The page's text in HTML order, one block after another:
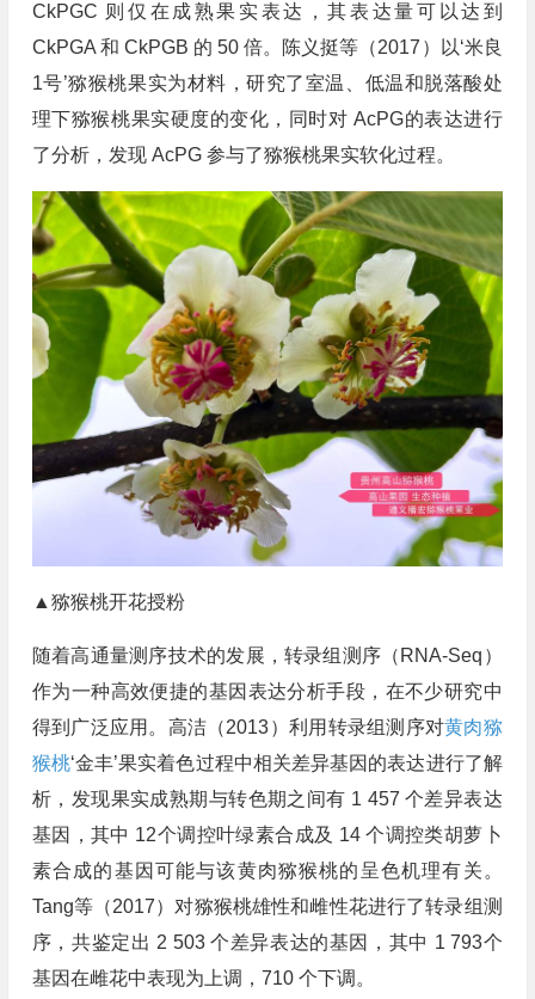
CkPGC 则仅在成熟果实表达，其表达量可以达到
CkPGA 和 CkPGB 的 50 倍。陈义挺等（2017）以‘米良
1号’猕猴桃果实为材料，研究了室温、低温和脱落酸处
理下猕猴桃果实硬度的变化，同时对 AcPG的表达进行
了分析，发现 AcPG 参与了猕猴桃果实软化过程。
▲猕猴桃开花授粉
随着高通量测序技术的发展，转录组测序（RNA-Seq）
作为一种高效便捷的基因表达分析手段，在不少研究中
得到广泛应用。高洁（2013）利用转录组测序对黄肉猕
猴桃‘金丰’果实着色过程中相关差异基因的表达进行了解
析，发现果实成熟期与转色期之间有 1 457 个差异表达
基因，其中 12个调控叶绿素合成及 14 个调控类胡萝卜
素合成的基因可能与该黄肉猕猴桃的呈色机理有关。
Tang等（2017）对猕猴桃雄性和雌性花进行了转录组测
序，共鉴定出 2 503 个差异表达的基因，其中 1 793个
基因在雌花中表现为上调，710 个下调。